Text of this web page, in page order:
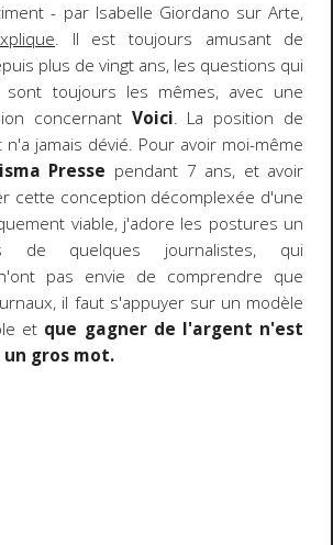
- par Isabelle Giordano sur Arte,
. Il est toujours amusant de
plus de vingt ans, les questions qui
toujours les mêmes, avec une
concernant Voici. La position de
jamais dévié. Pour avoir moi-même
Presse pendant 7 ans, et avoir
cette conception décomplexée d'une
viable, j'adore les postures un
de quelques journalistes, qui
pas envie de comprendre que
il faut s'appuyer sur un modèle
et que gagner de l'argent n'est
gros mot.